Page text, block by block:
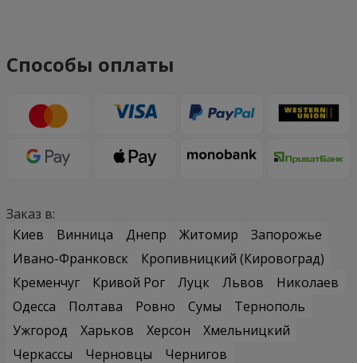
Способы оплаты
Заказ в:
Киев
Винница Днепр Житомир
Запорожье
Ивано-Франковск
Кропивницкий (Кировоград)
Кременчуг
Кривой Рог Луцк Львов
Николаев
Одесса
Полтава Ровно Сумы
Тернополь
Ужгород
Харьков Херсон
Хмельницкий
Черкассы
Черновцы
Чернигов